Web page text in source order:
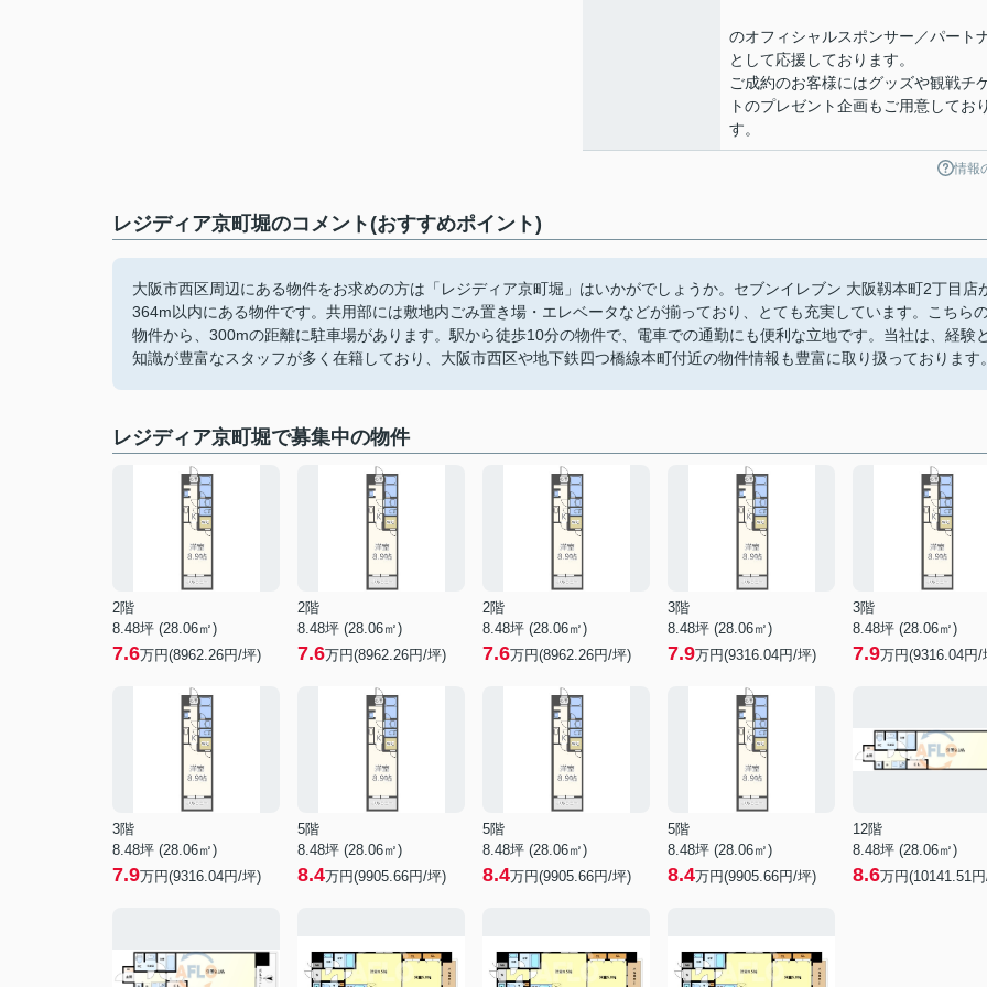
のオフィシャルスポンサー／パート
として応援しております。
ご成約のお客様にはグッズや観戦チ
トのプレゼント企画もご用意してお
す。
情報
レジディア京町堀のコメント(おすすめポイント)
大阪市西区周辺にある物件をお求めの方は「レジディア京町堀」はいかがでしょうか。セブンイレブン 大阪靱本町2丁目店
364m以内にある物件です。共用部には敷地内ごみ置き場・エレベータなどが揃っており、とても充実しています。こちら
物件から、300mの距離に駐車場があります。駅から徒歩10分の物件で、電車での通勤にも便利な立地です。当社は、経験と
知識が豊富なスタッフが多く在籍しており、大阪市西区や地下鉄四つ橋線本町付近の物件情報も豊富に取り扱っております。
レジディア京町堀で募集中の物件
2階
8.48坪 (28.06㎡)
7.6万円(8962.26円/坪)
2階
8.48坪 (28.06㎡)
7.6万円(8962.26円/坪)
2階
8.48坪 (28.06㎡)
7.6万円(8962.26円/坪)
3階
8.48坪 (28.06㎡)
7.9万円(9316.04円/坪)
3階
8.48坪 (28.06㎡)
7.9万円(9316.04円/
3階
8.48坪 (28.06㎡)
7.9万円(9316.04円/坪)
5階
8.48坪 (28.06㎡)
8.4万円(9905.66円/坪)
5階
8.48坪 (28.06㎡)
8.4万円(9905.66円/坪)
5階
8.48坪 (28.06㎡)
8.4万円(9905.66円/坪)
12階
8.48坪 (28.06㎡)
8.6万円(10141.51